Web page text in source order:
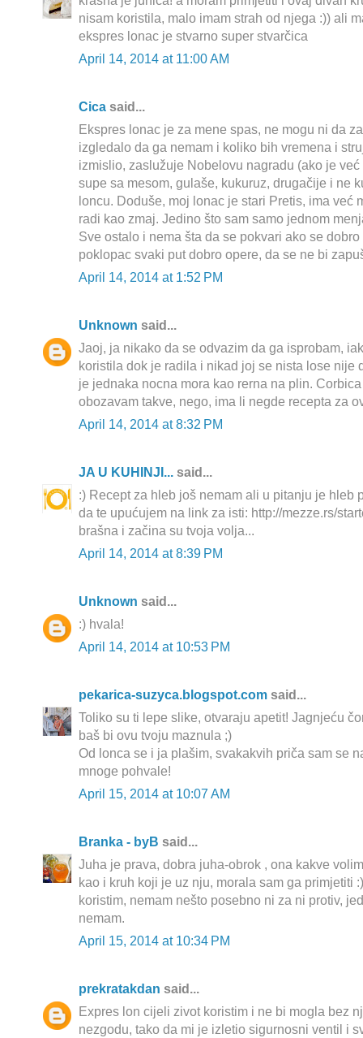
nisam koristila, malo imam strah od njega :)) ali
ekspres lonac je stvarno super stvarčica
April 14, 2014 at 11:00 AM
Cica said...
Ekspres lonac je za mene spas, ne mogu ni da
izgledalo da ga nemam i koliko bih vremena i
izmislio, zaslužuje Nobelovu nagradu (ako je
supe sa mesom, gulaše, kukuruz, drugačije i ne
loncu. Doduše, moj lonac je stari Pretis, ima već
radi kao zmaj. Jedino što sam samo jednom
Sve ostalo i nema šta da se pokvari ako se
poklopac svaki put dobro opere, da se ne bi
April 14, 2014 at 1:52 PM
Unknown said...
Jaoj, ja nikako da se odvazim da ga isprobam,
koristila dok je radila i nikad joj se nista lose nije
je jednaka nocna mora kao rerna na plin.
obozavam takve, nego, ima li negde recepta za
April 14, 2014 at 8:32 PM
JA U KUHINJI... said...
:) Recept za hleb još nemam ali u pitanju je hleb
da te upućujem na link za isti: http://mezze.rs/
brašna i začina su tvoja volja...
April 14, 2014 at 8:39 PM
Unknown said...
:) hvala!
April 14, 2014 at 10:53 PM
pekarica-suzyca.blogspot.com said...
Toliko su ti lepe slike, otvaraju apetit! Jagnjeću
baš bi ovu tvoju maznula ;)
Od lonca se i ja plašim, svakakvih priča sam se
mnoge pohvale!
April 15, 2014 at 10:07 AM
Branka - byB said...
Juha je prava, dobra juha-obrok , ona kakve
kao i kruh koji je uz nju, morala sam ga primjetiti
koristim, nemam nešto posebno ni za ni protiv,
nemam.
April 15, 2014 at 10:34 PM
prekratakdan said...
Expres lon cijeli zivot koristim i ne bi mogla bez
nezgodu, tako da mi je izletio sigurnosni ventil i